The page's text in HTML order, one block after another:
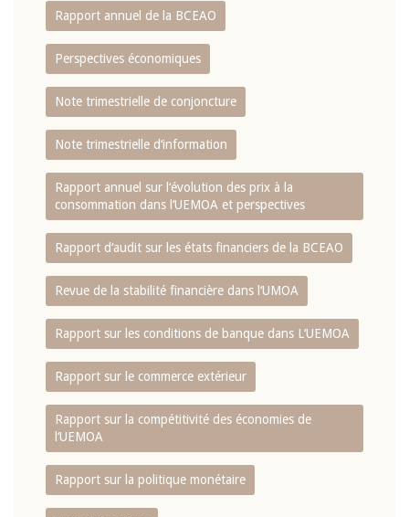
Rapport annuel de la BCEAO
Perspectives économiques
Note trimestrielle de conjoncture
Note trimestrielle d‘information
Rapport annuel sur l‘évolution des prix à la
consommation dans l‘UEMOA et perspectives
Rapport d‘audit sur les états financiers de la BCEAO
Revue de la stabilité financière dans l‘UMOA
Rapport sur les conditions de banque dans L‘UEMOA
Rapport sur le commerce extérieur
Rapport sur la compétitivité des économies de
l‘UEMOA
Rapport sur la politique monétaire